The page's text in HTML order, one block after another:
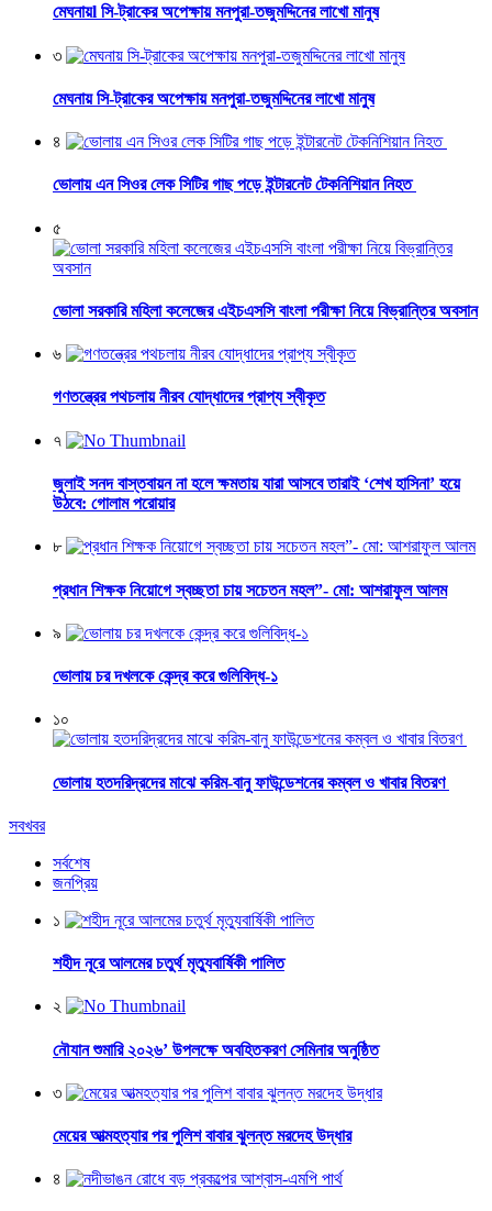
মেঘনায়l সি-ট্রাকের অপেক্ষায় মনপুরা-তজুমদ্দিনের লাখো মানুষ
৩
মেঘনায় সি-ট্রাকের অপেক্ষায় মনপুরা-তজুমদ্দিনের লাখো মানুষ
৪
ভোলায় এন সিওর লেক সিটির গাছ পড়ে ইন্টারনেট টেকনিশিয়ান নিহত
৫
ভোলা সরকারি মহিলা কলেজের এইচএসসি বাংলা পরীক্ষা নিয়ে বিভ্রান্তির অবসান
৬
গণতন্ত্রের পথচলায় নীরব যোদ্ধাদের প্রাপ্য স্বীকৃত
৭
জুলাই সনদ বাস্তবায়ন না হলে ক্ষমতায় যারা আসবে তারাই ‘শেখ হাসিনা’ হয়ে
উঠবে: গোলাম পরোয়ার
৮
প্রধান শিক্ষক নিয়োগে স্বচ্ছতা চায় সচেতন মহল”- মো: আশরাফুল আলম
৯
ভোলায় চর দখলকে কেন্দ্র করে গুলিবিদ্ধ-১
১০
ভোলায় হতদরিদ্রদের মাঝে করিম-বানু ফাউন্ডেশনের কম্বল ও খাবার বিতরণ
সবখবর
সর্বশেষ
জনপ্রিয়
১
শহীদ নূরে আলমের চতুর্থ মৃত্যুবার্ষিকী পালিত
২
নৌযান শুমারি ২০২৬’ উপলক্ষে অবহিতকরণ সেমিনার অনুষ্ঠিত
৩
মেয়ের আত্মহত্যার পর পুলিশ বাবার ঝুলন্ত মরদেহ উদ্ধার
৪